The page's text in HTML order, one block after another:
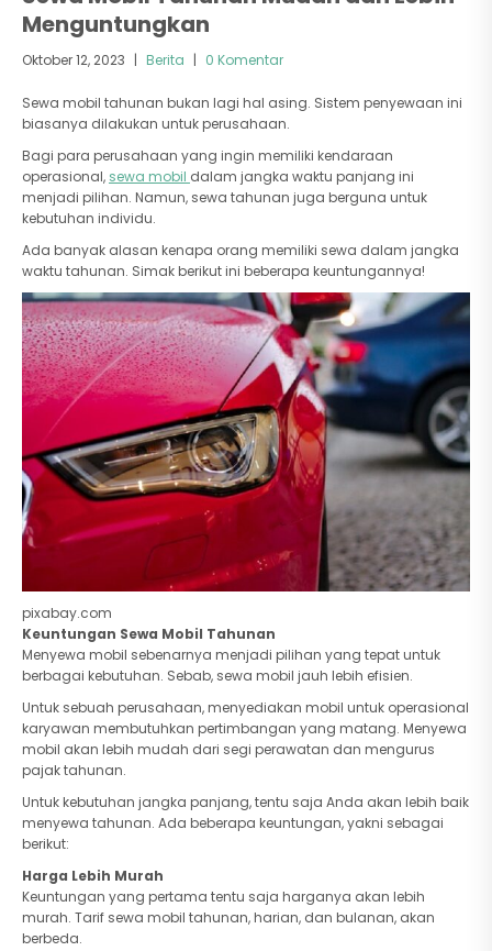
Menguntungkan
Oktober 12, 2023 | Berita | 0 Komentar
Sewa mobil tahunan bukan lagi hal asing. Sistem penyewaan ini
biasanya dilakukan untuk perusahaan.
Bagi para perusahaan yang ingin memiliki kendaraan
operasional, sewa mobil dalam jangka waktu panjang ini
menjadi pilihan. Namun, sewa tahunan juga berguna untuk
kebutuhan individu.
Ada banyak alasan kenapa orang memiliki sewa dalam jangka
waktu tahunan. Simak berikut ini beberapa keuntungannya!
pixabay.com
Keuntungan Sewa Mobil Tahunan
Menyewa mobil sebenarnya menjadi pilihan yang tepat untuk
berbagai kebutuhan. Sebab, sewa mobil jauh lebih efisien.
Untuk sebuah perusahaan, menyediakan mobil untuk operasional
karyawan membutuhkan pertimbangan yang matang. Menyewa
mobil akan lebih mudah dari segi perawatan dan mengurus
pajak tahunan.
Untuk kebutuhan jangka panjang, tentu saja Anda akan lebih baik
menyewa tahunan. Ada beberapa keuntungan, yakni sebagai
berikut:
Harga Lebih Murah
Keuntungan yang pertama tentu saja harganya akan lebih
murah. Tarif sewa mobil tahunan, harian, dan bulanan, akan
berbeda.